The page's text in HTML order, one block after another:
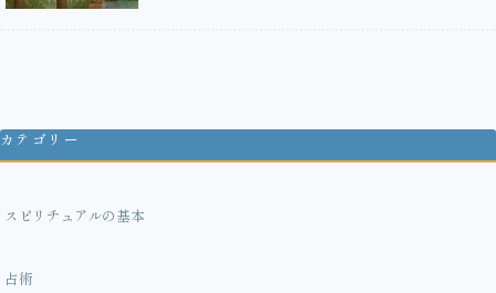
カテゴリー
スピリチュアルの基本
占術